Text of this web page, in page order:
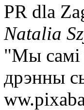
PR dla
Natalia
"Мы самі
дрэнны